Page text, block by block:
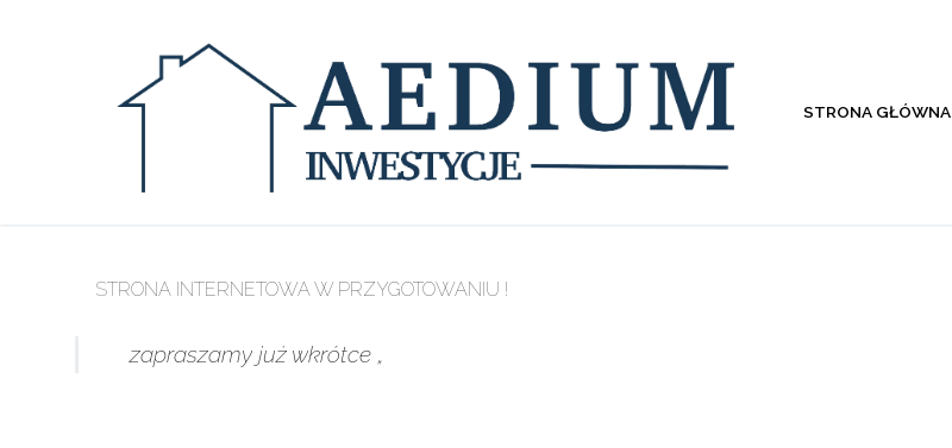
STRONA GŁÓWNA
STRONA INTERNETOWA W PRZYGOTOWANIU !
zapraszamy już wkrótce „